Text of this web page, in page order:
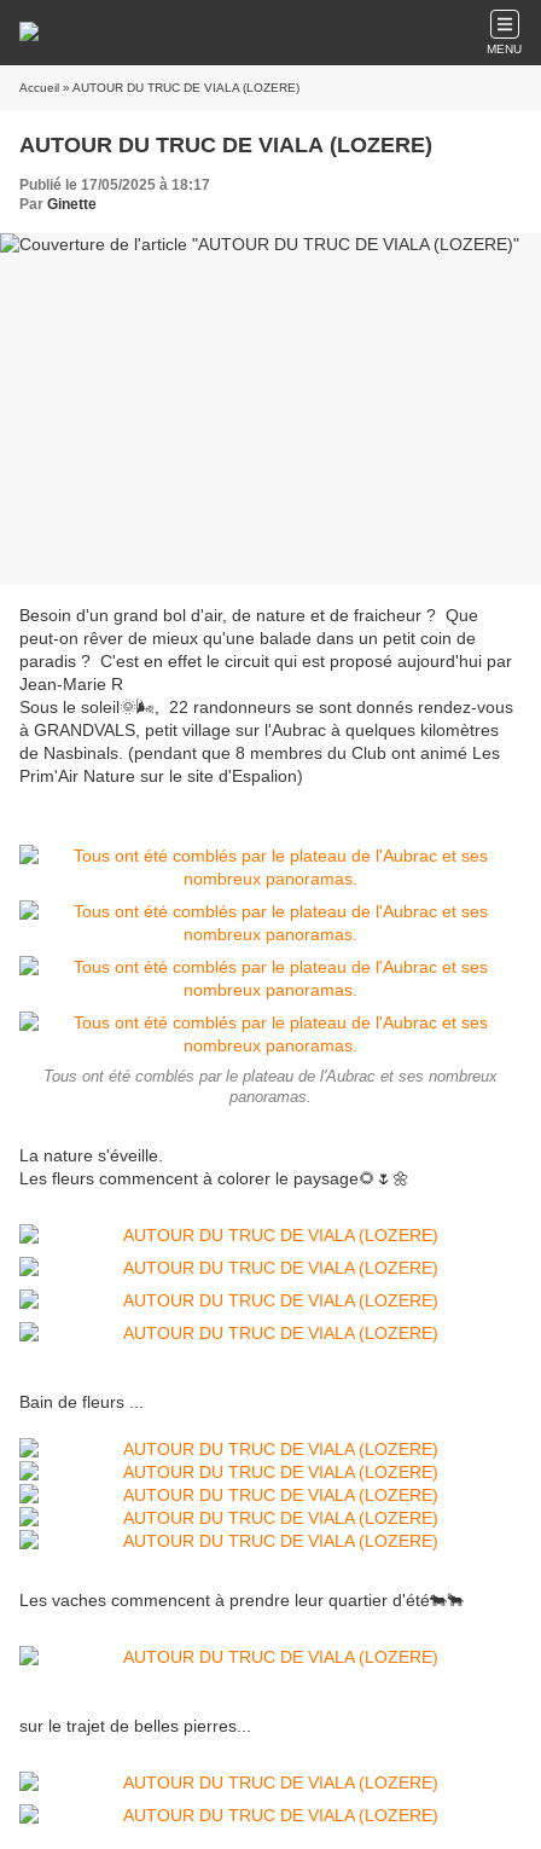
MENU
Accueil » AUTOUR DU TRUC DE VIALA (LOZERE)
AUTOUR DU TRUC DE VIALA (LOZERE)
Publié le 17/05/2025 à 18:17
Par Ginette
Besoin d'un grand bol d'air, de nature et de fraicheur ? Que
peut-on rêver de mieux qu'une balade dans un petit coin de
paradis ? C'est en effet le circuit qui est proposé aujourd'hui par
Jean-Marie R
Sous le soleil🌞🌬, 22 randonneurs se sont donnés rendez-vous
à GRANDVALS, petit village sur l'Aubrac à quelques kilomètres
de Nasbinals. (pendant que 8 membres du Club ont animé Les
Prim'Air Nature sur le site d'Espalion)
Tous ont été comblés par le plateau de l'Aubrac et ses nombreux
panoramas.
La nature s'éveille.
Les fleurs commencent à colorer le paysage🌻🌷🌼
Bain de fleurs ...
Les vaches commencent à prendre leur quartier d'été🐄🐂
sur le trajet de belles pierres...